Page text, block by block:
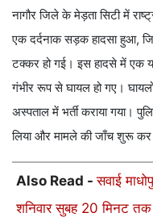
नागौर जिले के मेड़ता सिटी में
एक दर्दनाक सड़क हादसा हुआ,
टक्कर हो गई। इस हादसे में एक
गंभीर रूप से घायल हो गए।
अस्पताल में भर्ती कराया गया।
लिया और मामले की जाँच शुरू कर
Also Read -सवाई
शनिवार सुबह 20 मिनट